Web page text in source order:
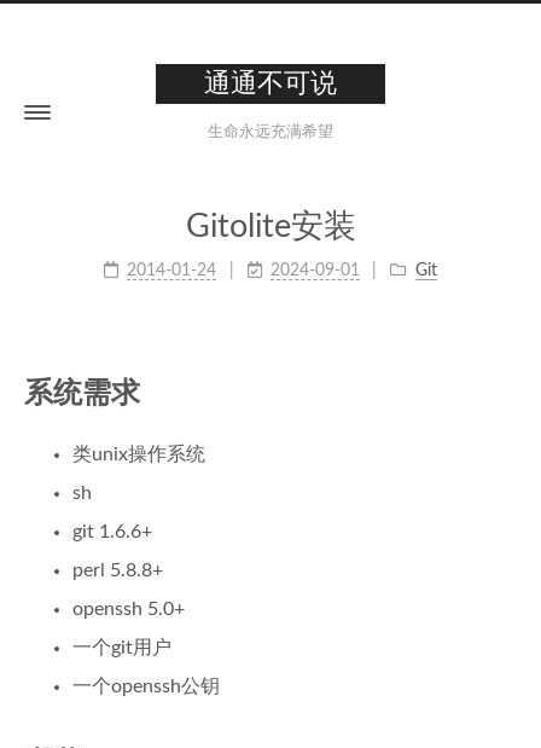
通通不可说
生命永远充满希望
Gitolite安装
2014-01-24 2024-09-01 Git
系统需求
类unix操作系统
sh
git 1.6.6+
perl 5.8.8+
openssh 5.0+
一个git用户
一个openssh公钥